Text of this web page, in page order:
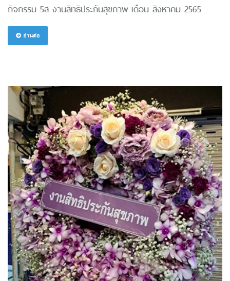
กิจกรรม 5ส งานสิทธิประกันสุขภาพ เดือน สิงหาคม 2565
อ่านต่อ